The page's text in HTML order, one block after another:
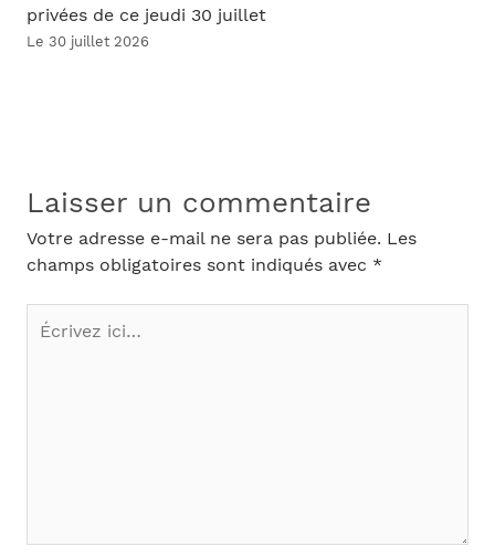
privées de ce jeudi 30 juillet
Le 30 juillet 2026
Laisser un commentaire
Votre adresse e-mail ne sera pas publiée. Les
champs obligatoires sont indiqués avec *
Écrivez
ici…